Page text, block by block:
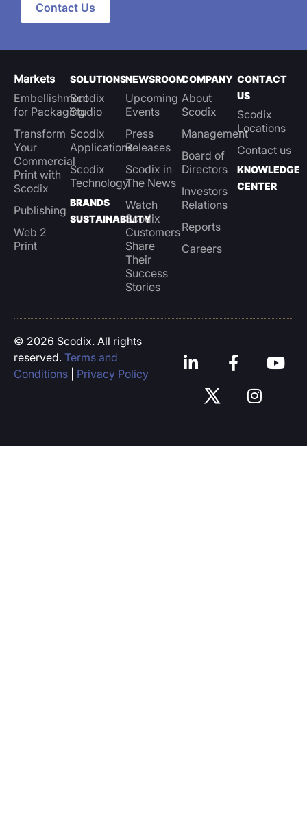
Contact Us
Markets
Embellishment
for Packaging
Transform
Your
Commercial
Print with
Scodix
Publishing
Web 2
Print
SOLUTIONS
Scodix
Studio
Scodix
Applications
Scodix
Technology
BRANDS
SUSTAINABILITY
NEWSROOM
Upcoming
Events
Press
Releases
Scodix in
The News
Watch
Scodix
Customers
Share
Their
Success
Stories
COMPANY
About
Scodix
Management
Board of
Directors
Investors
Relations
Reports
Careers
CONTACT
US
Scodix
Locations
Contact us
KNOWLEDGE
CENTER
© 2026 Scodix. All rights
reserved. Terms and
Conditions
Privacy Policy